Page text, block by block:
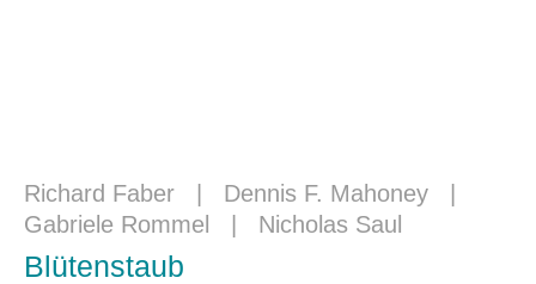
Richard Faber Dennis F. Mahoney
Gabriele Rommel
Nicholas Saul
Blütenstaub